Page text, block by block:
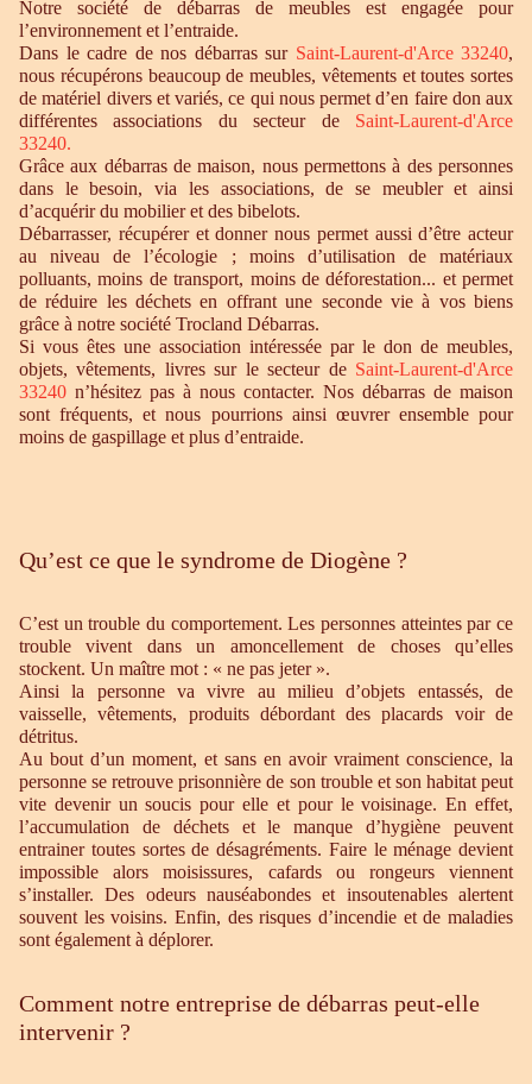
Notre société de débarras de meubles est engagée pour
l’environnement et l’entraide.
Dans le cadre de nos débarras sur Saint-Laurent-d'Arce 33240,
nous récupérons beaucoup de meubles, vêtements et toutes sortes
de matériel divers et variés, ce qui nous permet d’en faire don aux
différentes associations du secteur de Saint-Laurent-d'Arce
33240.
Grâce aux débarras de maison, nous permettons à des personnes
dans le besoin, via les associations, de se meubler et ainsi
d’acquérir du mobilier et des bibelots.
Débarrasser, récupérer et donner nous permet aussi d’être acteur
au niveau de l’écologie ; moins d’utilisation de matériaux
polluants, moins de transport, moins de déforestation... et permet
de réduire les déchets en offrant une seconde vie à vos biens
grâce à notre société Trocland Débarras.
Si vous êtes une association intéressée par le don de meubles,
objets, vêtements, livres sur le secteur de Saint-Laurent-d'Arce
33240 n’hésitez pas à nous contacter. Nos débarras de maison
sont fréquents, et nous pourrions ainsi œuvrer ensemble pour
moins de gaspillage et plus d’entraide.
Qu’est ce que le syndrome de Diogène ?
C’est un trouble du comportement. Les personnes atteintes par ce
trouble vivent dans un amoncellement de choses qu’elles
stockent. Un maître mot : « ne pas jeter ».
Ainsi la personne va vivre au milieu d’objets entassés, de
vaisselle, vêtements, produits débordant des placards voir de
détritus.
Au bout d’un moment, et sans en avoir vraiment conscience, la
personne se retrouve prisonnière de son trouble et son habitat peut
vite devenir un soucis pour elle et pour le voisinage. En effet,
l’accumulation de déchets et le manque d’hygiène peuvent
entrainer toutes sortes de désagréments. Faire le ménage devient
impossible alors moisissures, cafards ou rongeurs viennent
s’installer. Des odeurs nauséabondes et insoutenables alertent
souvent les voisins. Enfin, des risques d’incendie et de maladies
sont également à déplorer.
Comment notre entreprise de débarras peut-elle
intervenir ?